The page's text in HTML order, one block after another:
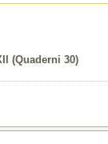
(Quaderni 30)